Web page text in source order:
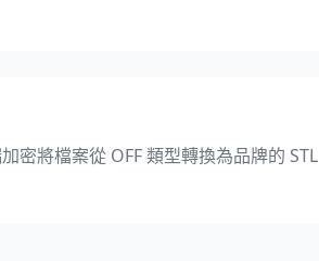
密將檔案從 OFF 類型轉換為品牌的 STL